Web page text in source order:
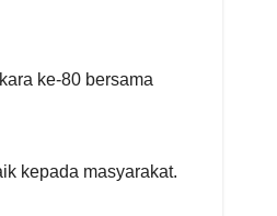
ke-80 bersama
kepada masyarakat.